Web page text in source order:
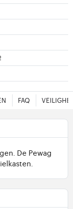
FAQ
De Pewag